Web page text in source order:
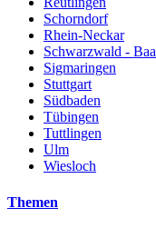
Schorndorf
Rhein-Neckar
Schwarzwald -
Sigmaringen
Stuttgart
Südbaden
Tübingen
Tuttlingen
Ulm
Wiesloch
Themen